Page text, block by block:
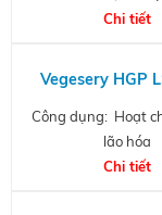
lão hóa, chống chảy
Chi tiết
Vegesery HGP
Công dụng: Hoạt
lão hóa
Chi tiết